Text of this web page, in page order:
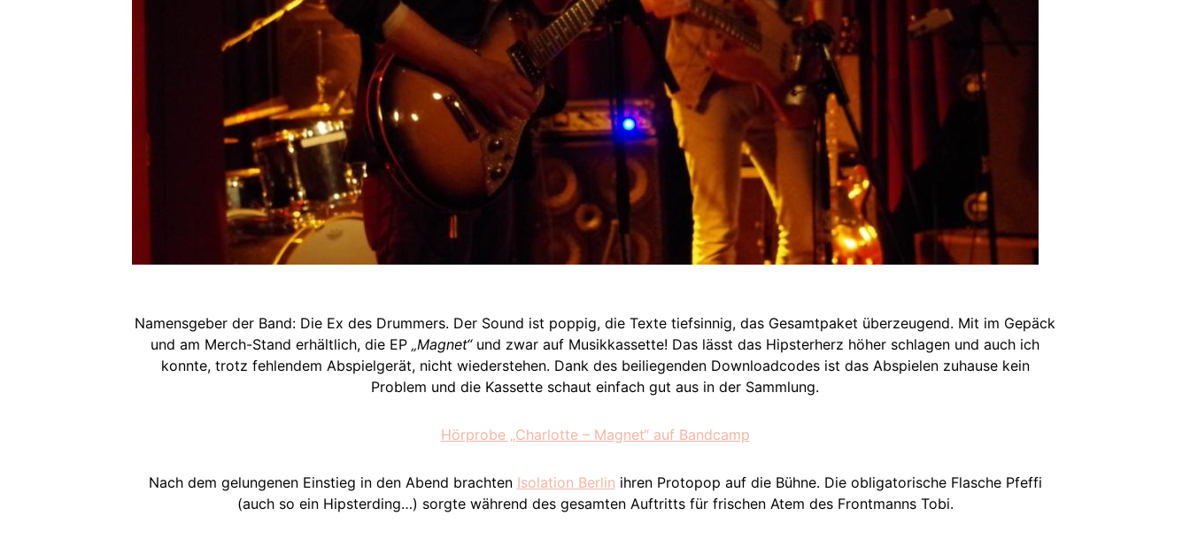
Namensgeber der Band: Die Ex des Drummers. Der Sound ist poppig, die Texte tiefsinnig, das Gesamtpaket überzeugend. Mit im Gepäck
und am Merch-Stand erhältlich, die EP „Magnet“und zwar auf Musikkassette! Das lässt das Hipsterherz höher schlagen und auch ich
konnte, trotz fehlendem Abspielgerät, nicht wiederstehen. Dank des beiliegenden Downloadcodes ist das Abspielen zuhause kein
Problem und die Kassette schaut einfach gut aus in der Sammlung.
Hörprobe „Charlotte – Magnet“ auf Bandcamp
Nach dem gelungenen Einstieg in den Abend brachten Isolation Berlin ihren Protopop auf die Bühne. Die obligatorische Flasche Pfeffi
(auch so ein Hipsterding…) sorgte während des gesamten Auftritts für frischen Atem des Frontmanns Tobi.